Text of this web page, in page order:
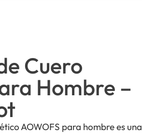
Cuero
Hombre –
AOWOFS para hombre es una